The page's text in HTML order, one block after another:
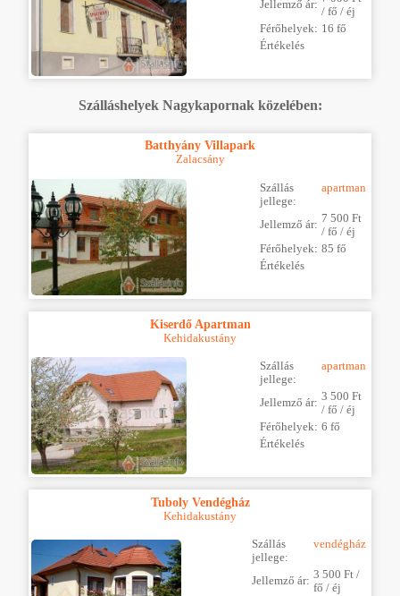
Jellemző ár:
/ fő / éj
Férőhelyek: 16 fő
Értékelés
Szálláshelyek Nagykapornak közelében:
Batthyány Villapark
Zalacsány
Szállás
jellege:
apartman
Jellemző ár: 7 500 Ft
/ fő / éj
Férőhelyek: 85 fő
Értékelés
Kiserdő Apartman
Kehidakustány
Szállás
jellege:
apartman
Jellemző ár: 3 500 Ft
/ fő / éj
Férőhelyek: 6 fő
Értékelés
Tuboly Vendégház
Kehidakustány
Szállás
jellege:
vendégház
Jellemző ár: 3 500 Ft /
fő / éj